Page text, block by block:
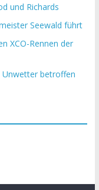
und Richards
Seewald führt
XCO-Rennen der
Unwetter betroffen